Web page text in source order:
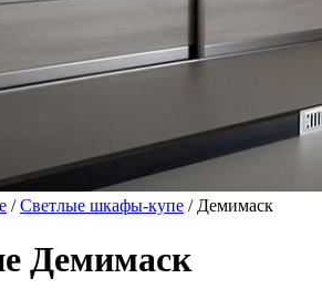
/Светлые шкафы-купе / Демимаск
Демимаск